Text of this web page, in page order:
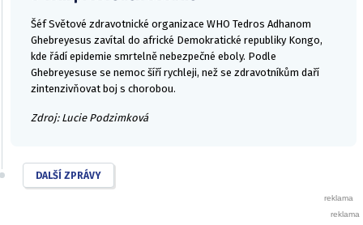
Šéf Světové zdravotnické organizace WHO Tedros Adhanom
Ghebreyesus zavítal do africké Demokratické republiky Kongo,
kde řádí epidemie smrtelně nebezpečné eboly. Podle
Ghebreyesuse se nemoc šíří rychleji, než se zdravotníkům daří
zintenzivňovat boj s chorobou.
Zdroj: Lucie Podzimková
DALŠÍ ZPRÁVY